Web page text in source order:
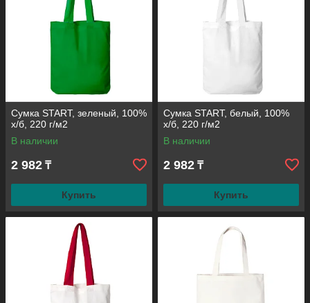
Сумка START, зеленый, 100%
х/б, 220 г/м2
В наличии
2 982 ₸
Купить
Сумка START, белый, 100%
х/б, 220 г/м2
В наличии
2 982 ₸
Купить